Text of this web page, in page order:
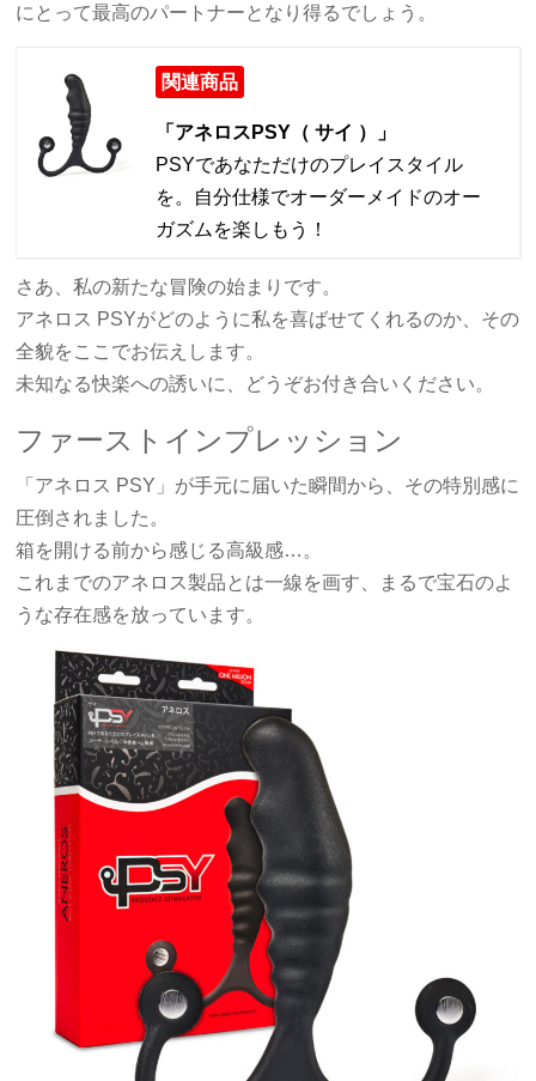
にとって最高のパートナーとなり得るでしょう。
関連商品
「アネロスPSY（ サイ ）」
PSYであなただけのプレイスタイル
を。自分仕様でオーダーメイドのオー
ガズムを楽しもう！
さあ、私の新たな冒険の始まりです。
アネロス PSYがどのように私を喜ばせてくれるのか、その
全貌をここでお伝えします。
未知なる快楽への誘いに、どうぞお付き合いください。
ファーストインプレッション
「アネロス PSY」が手元に届いた瞬間から、その特別感に
圧倒されました。
箱を開ける前から感じる高級感…。
これまでのアネロス製品とは一線を画す、まるで宝石のよ
うな存在感を放っています。